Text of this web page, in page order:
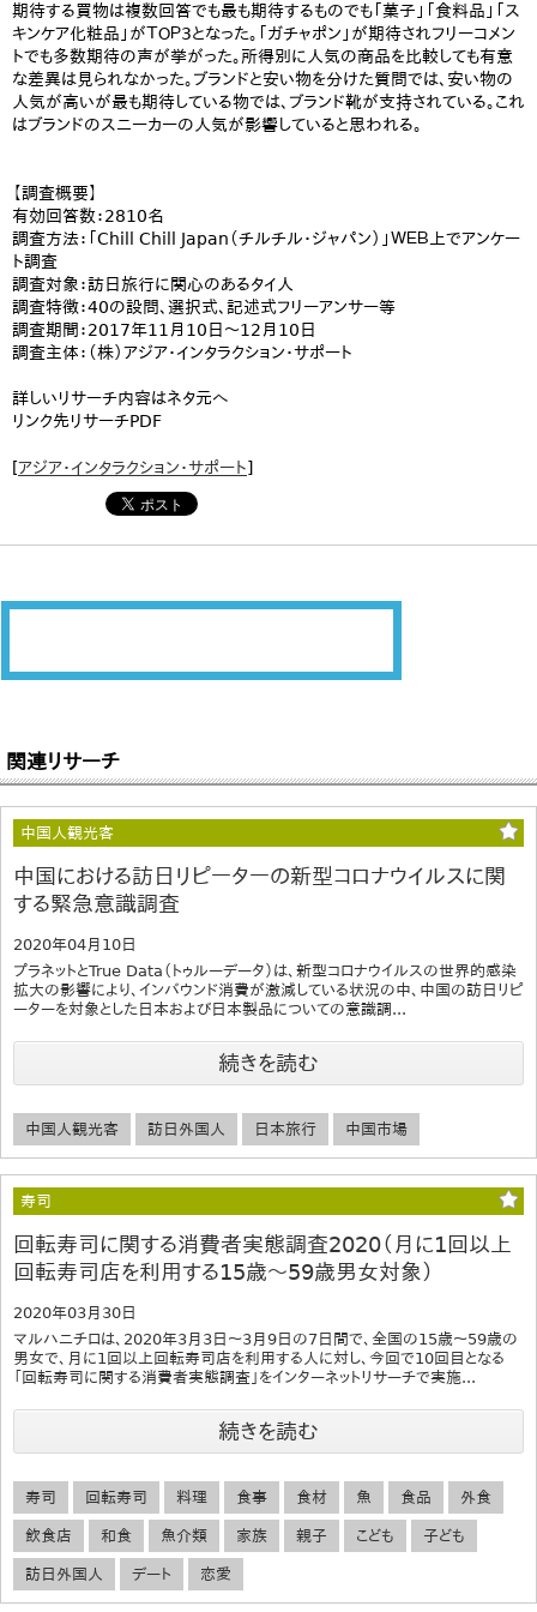
期待する買物は複数回答でも最も期待するものでも「菓子」「食料品」「ス
キンケア化粧品」がＴＯＰ3となった。「ガチャポン」が期待されフリーコメン
トでも多数期待の声が挙がった。所得別に人気の商品を比較しても有意
な差異は見られなかった。ブランドと安い物を分けた質問では、安い物の
人気が高いが最も期待している物では、ブランド靴が支持されている。これ
はブランドのスニーカーの人気が影響していると思われる。
【調査概要】
有効回答数：2810名
​調査方法：「Chill Chill Japan（チルチル・ジャパン）」ＷＥＢ上でアンケー
ト調査
調査対象：訪日旅行に関心のあるタイ人
​調査特徴：40の設問、選択式、記述式フリーアンサー等
​調査期間：2017年11月10日～12月10日
調査主体：（株）アジア・インタラクション・サポート
詳しいリサーチ内容はネタ元へ
リンク先リサーチPDF
[アジア・インタラクション・サポート]
関連リサーチ
中国人観光客
中国における訪日リピーターの新型コロナウイルスに関
する緊急意識調査
2020年04月10日
プラネットとTrue Data（トゥルーデータ）は、新型コロナウイルスの世界的感染
拡大の影響により、インバウンド消費が激減している状況の中、中国の訪日リピ
ーターを対象とした日本および日本製品についての意識調...
続きを読む
中国人観光客 訪日外国人 日本旅行 中国市場
寿司
回転寿司に関する消費者実態調査2020（月に1回以上
回転寿司店を利用する15歳～59歳男女対象）
2020年03月30日
マルハニチロは、2020年3月3日～3月9日の7日間で、全国の15歳～59歳の
男女で、月に1回以上回転寿司店を利用する人に対し、今回で10回目となる
「回転寿司に関する消費者実態調査」をインターネットリサーチで実施...
続きを読む
寿司 回転寿司 料理 食事 食材 魚 食品 外食
飲食店 和食 魚介類 家族 親子 こども 子ども
訪日外国人 デート 恋愛